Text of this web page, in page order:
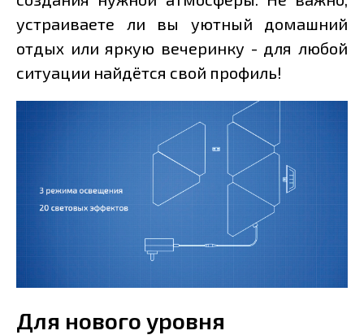
устраиваете ли вы уютный домашний
отдых или яркую вечеринку - для любой
ситуации найдётся свой профиль!
Для нового уровня